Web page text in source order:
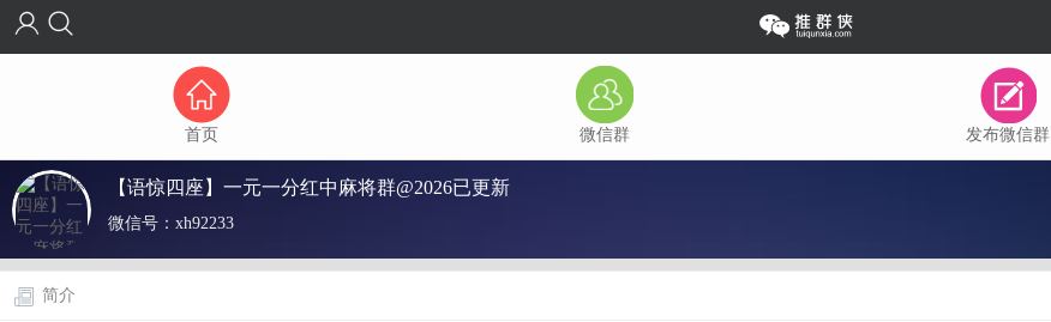
首页 微信群 发布微信群
【语惊四座】一元一分红中麻将群@2026已更新
微信号： xh92233
简介